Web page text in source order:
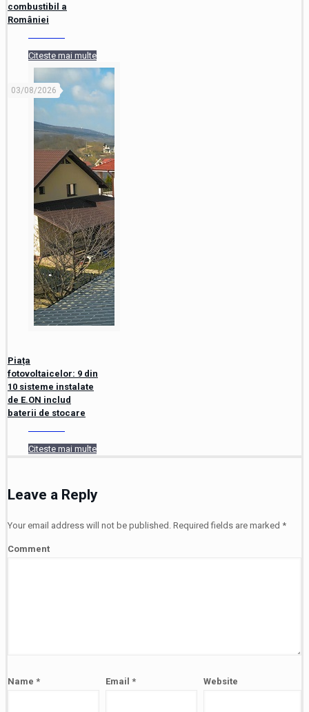
combustibil a
României
Citeste mai multe
03/08/2026
Piața
fotovoltaicelor: 9 din
10 sisteme instalate
de E.ON includ
baterii de stocare
Citeste mai multe
Leave a Reply
Your email address will not be published. Required fields are marked *
Comment
Name * Email * Website